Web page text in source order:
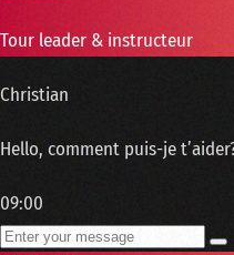
Tour leader & instructeur
Christian
Hello, comment puis-je
09:00